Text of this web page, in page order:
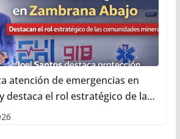
atención de emergencias en
destaca el rol estratégico de las